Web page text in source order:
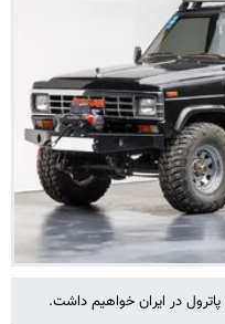
در ایران خواهیم داشت.